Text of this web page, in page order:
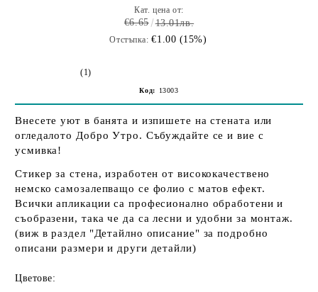
Кат. цена от:
€6.65 13.01лв.
Отстъпка: €1.00 (15%)
(1)
Код: 13003
Внесете уют в банята и изпишете на стената или
огледалото Добро Утро. Събуждайте се и вие с
усмивка!
Стикер за стена, изработен от висококачествено
немско самозалепващо се фолио с матов ефект.
Всички апликации са професионално обработени и
съобразени, така че да са лесни и удобни за монтаж.
(виж в раздел "Детайлно описание" за подробно
описани размери и други детайли)
Цветове: